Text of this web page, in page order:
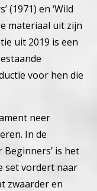
(1971) en ‘Wild
materiaal uit zijn
uit 2019 is een
voor hen die
neer
In de
Beginners’ is het
set vordert naar
zwaarder en